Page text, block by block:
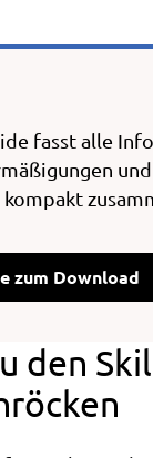
fasst alle
und
zum Download
den